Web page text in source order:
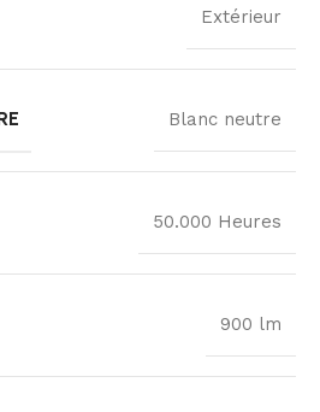
Extérieur
Blanc neutre
50.000 Heures
900 lm